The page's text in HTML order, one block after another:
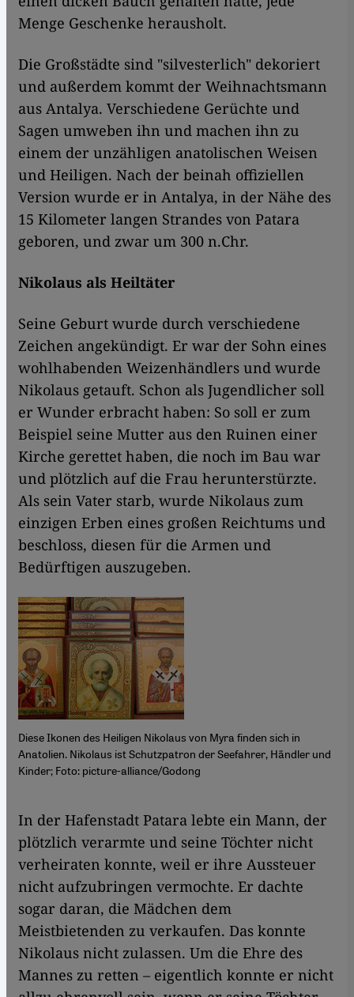
Menge Geschenke herausholt.
Die Großstädte sind "silvesterlich" dekoriert
und außerdem kommt der Weihnachtsmann
aus Antalya. Verschiedene Gerüchte und
Sagen umweben ihn und machen ihn zu
einem der unzähligen anatolischen Weisen
und Heiligen. Nach der beinah offiziellen
Version wurde er in Antalya, in der Nähe des
15 Kilometer langen Strandes von Patara
geboren, und zwar um 300 n.Chr.
Nikolaus als Heiltäter
Seine Geburt wurde durch verschiedene
Zeichen angekündigt. Er war der Sohn eines
wohlhabenden Weizenhändlers und wurde
Nikolaus getauft. Schon als Jugendlicher soll
er Wunder erbracht haben: So soll er zum
Beispiel seine Mutter aus den Ruinen einer
Kirche gerettet haben, die noch im Bau war
und plötzlich auf die Frau herunterstürzte.
Als sein Vater starb, wurde Nikolaus zum
einzigen Erben eines großen Reichtums und
beschloss, diesen für die Armen und
Bedürftigen auszugeben.
Diese Ikonen des Heiligen Nikolaus von Myra finden sich in
Anatolien. Nikolaus ist Schutzpatron der Seefahrer, Händler und
Kinder; Foto: picture-alliance/Godong
In der Hafenstadt Patara lebte ein Mann, der
plötzlich verarmte und seine Töchter nicht
verheiraten konnte, weil er ihre Aussteuer
nicht aufzubringen vermochte. Er dachte
sogar daran, die Mädchen dem
Meistbietenden zu verkaufen. Das konnte
Nikolaus nicht zulassen. Um die Ehre des
Mannes zu retten – eigentlich konnte er nicht